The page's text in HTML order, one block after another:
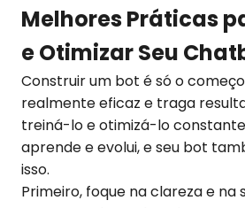
Melhores Práticas
e Otimizar Seu
Construir um bot é só o
realmente eficaz e traga
treiná-lo e otimizá-lo
aprende e evolui, e seu bot
isso.
Primeiro, foque na clareza e na